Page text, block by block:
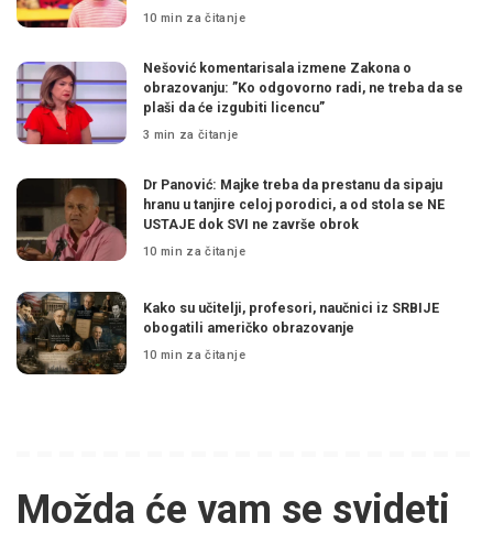
10 min za čitanje
Nešović komentarisala izmene Zakona o
obrazovanju: ”Ko odgovorno radi, ne treba da se
plaši da će izgubiti licencu”
3 min za čitanje
Dr Panović: Majke treba da prestanu da sipaju
hranu u tanjire celoj porodici, a od stola se NE
USTAJE dok SVI ne završe obrok
10 min za čitanje
Kako su učitelji, profesori, naučnici iz SRBIJE
obogatili američko obrazovanje
10 min za čitanje
Možda će vam se svideti